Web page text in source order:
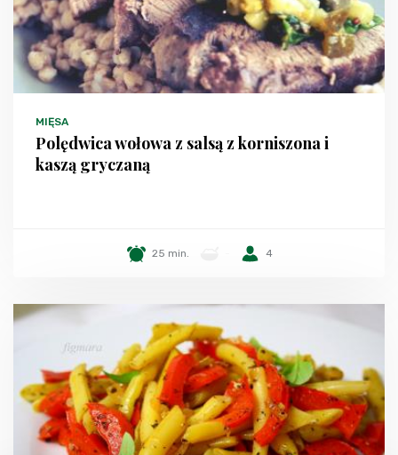
MIĘSA
Polędwica wołowa z salsą z korniszona i
kaszą gryczaną
25 min. 4